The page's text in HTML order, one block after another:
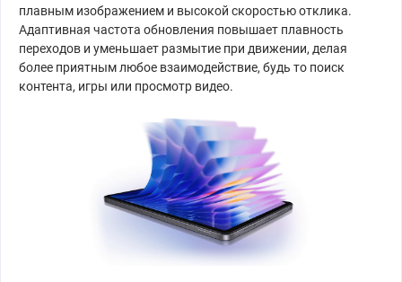
плавным изображением и высокой скоростью отклика.
Адаптивная частота обновления повышает плавность
переходов и уменьшает размытие при движении, делая
более приятным любое взаимодействие, будь то поиск
контента, игры или просмотр видео.